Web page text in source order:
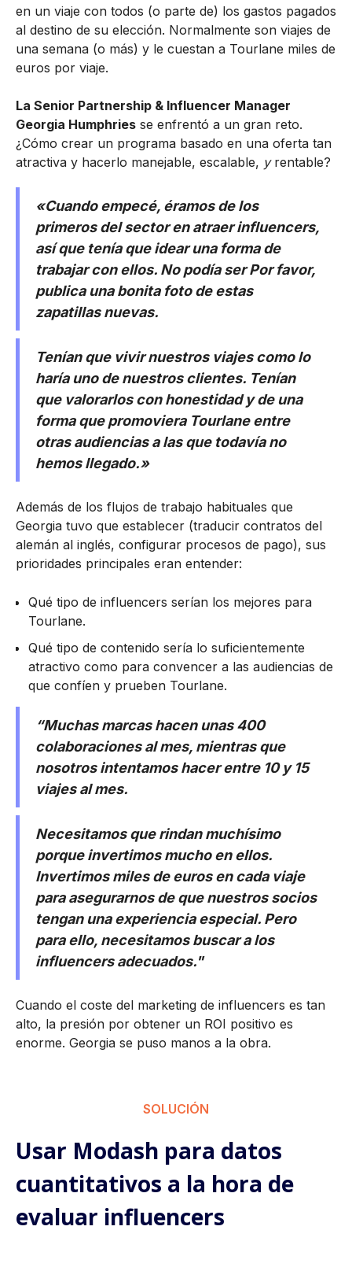
en un viaje con todos (o parte de) los gastos pagados
al destino de su elección. Normalmente son viajes de
una semana (o más) y le cuestan a Tourlane miles de
euros por viaje.
La Senior Partnership & Influencer Manager
Georgia Humphries se enfrentó a un gran reto.
¿Cómo crear un programa basado en una oferta tan
atractiva y hacerlo manejable, escalable, y rentable?
«Cuando empecé, éramos de los
primeros del sector en atraer influencers,
así que tenía que idear una forma de
trabajar con ellos. No podía serPor favor,
publica una bonita foto de estas
zapatillas nuevas.
Tenían que vivir nuestros viajes como lo
haría uno de nuestros clientes. Tenían
que valorarlos con honestidad y de una
forma que promoviera Tourlane entre
otras audiencias a las que todavía no
hemos llegado.»
Además de los flujos de trabajo habituales que
Georgia tuvo que establecer (traducir contratos del
alemán al inglés, configurar procesos de pago), sus
prioridades principales eran entender:
Qué tipo de influencers serían los mejores para
Tourlane.
Qué tipo de contenido sería lo suficientemente
atractivo como para convencer a las audiencias de
que confíen y prueben Tourlane.
“Muchas marcas hacen unas 400
colaboraciones al mes, mientras que
nosotros intentamos hacer entre 10 y 15
viajes al mes.
Necesitamos que rindan muchísimo
porque invertimos mucho en ellos.
Invertimos miles de euros en cada viaje
para asegurarnos de que nuestros socios
tengan una experiencia especial. Pero
para ello, necesitamos buscar a los
influencers adecuados."
Cuando el coste del marketing de influencers es tan
alto, la presión por obtener un ROI positivo es
enorme. Georgia se puso manos a la obra.
SOLUCIÓN
Usar Modash para datos
cuantitativos a la hora de
evaluar influencers